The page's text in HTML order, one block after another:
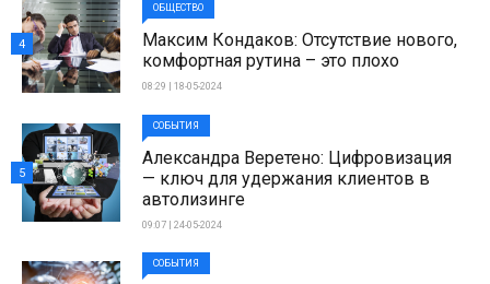
ОБЩЕСТВО
Максим Кондаков: Отсутствие нового,
комфортная рутина – это плохо
08:29 | 18-05-2024
4
СОБЫТИЯ
Александра Веретено: Цифровизация
— ключ для удержания клиентов в
автолизинге
09:07 | 24-05-2024
5
СОБЫТИЯ